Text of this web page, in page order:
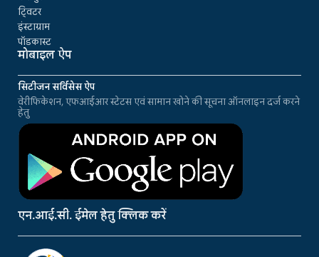
ट्विटर
इंस्टाग्राम
पॉडकास्ट
मोबाइल ऐप
सिटीजन सर्विसेस ऐप
वेरीफिकेशन, एफआईआर स्टेटस एवं सामान खोने की सूचना ऑनलाइन दर्ज करने
हेतु
एन.आई.सी. ईमेल हेतु क्लिक करें